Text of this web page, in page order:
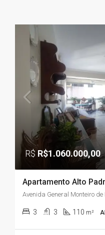
R$ R$1.060.000,00
3 3 110 m²